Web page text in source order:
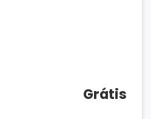
Grátis